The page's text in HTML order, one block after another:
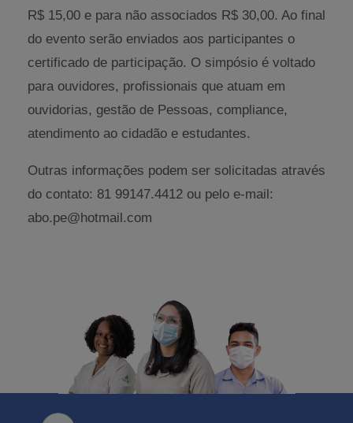
R$ 15,00 e para não associados R$ 30,00. Ao final
do evento serão enviados aos participantes o
certificado de participação. O simpósio é voltado
para ouvidores, profissionais que atuam em
ouvidorias, gestão de Pessoas, compliance,
atendimento ao cidadão e estudantes.
Outras informações podem ser solicitadas através
do contato: 81 99147.4412 ou pelo e-mail:
abo.pe@hotmail.com